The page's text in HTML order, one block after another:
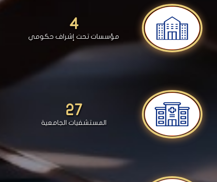
4
مؤسسات تحت إشراف حكومي
27
المستشفيات الجامعية